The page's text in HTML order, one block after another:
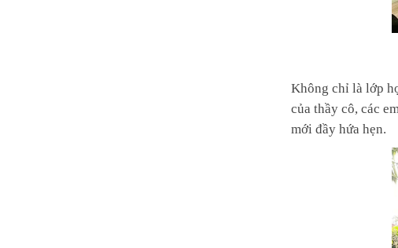
Không chỉ là lớp
của thầy cô, các
mới đầy hứa hẹn.